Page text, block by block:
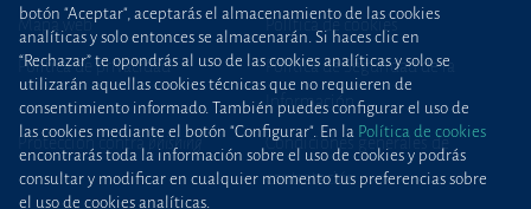
Mapa web Política de cookies
Política de privacidad
Política de Seguridad de la
Información
Protección contraphishing
Condiciones generales de
contratación
botón "Aceptar", aceptarás el almacenamiento de las cookies
analíticas y solo entonces se almacenarán. Si haces clic en
“Rechazar” te opondrás al uso de las cookies analíticas y solo se
utilizarán aquellas cookies técnicas que no requieren de
consentimiento informado. También puedes configurar el uso de
las cookies mediante el botón "Configurar". En la Política de cookies
encontrarás toda la información sobre el uso de cookies y podrás
consultar y modificar en cualquier momento tus preferencias sobre
el uso de cookies analíticas.